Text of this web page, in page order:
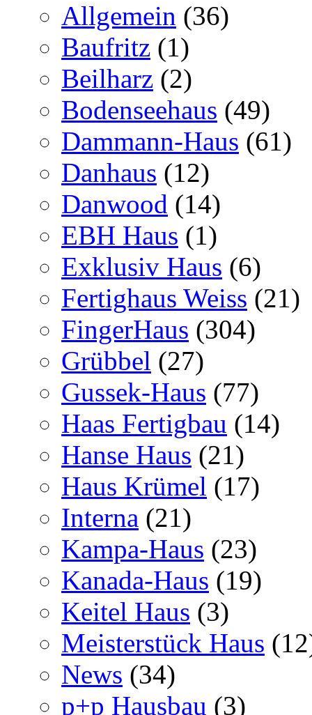
Allgemein (36)
Baufritz (1)
Beilharz (2)
Bodenseehaus (49)
Dammann-Haus (61)
Danhaus (12)
Danwood (14)
EBH Haus (1)
Exklusiv Haus (6)
Fertighaus Weiss (21)
FingerHaus (304)
Grübbel (27)
Gussek-Haus (77)
Haas Fertigbau (14)
Hanse Haus (21)
Haus Krümel (17)
Interna (21)
Kampa-Haus (23)
Kanada-Haus (19)
Keitel Haus (3)
Meisterstück Haus
News (34)
p+p Hausbau (3)